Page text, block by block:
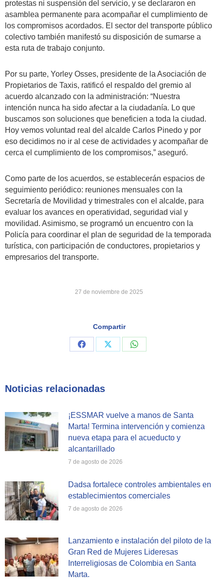
protestas ni suspensión del servicio, y se declararon en
asamblea permanente para acompañar el cumplimiento de
los compromisos acordados. El sector del transporte público
colectivo también manifestó su disposición de sumarse a
esta ruta de trabajo conjunto.
Por su parte, Yorley Osses, presidente de la Asociación de
Propietarios de Taxis, ratificó el respaldo del gremio al
acuerdo alcanzado con la administración: “Nuestra
intención nunca ha sido afectar a la ciudadanía. Lo que
buscamos son soluciones que beneficien a toda la ciudad.
Hoy vemos voluntad real del alcalde Carlos Pinedo y por
eso decidimos no ir al cese de actividades y acompañar de
cerca el cumplimiento de los compromisos,” aseguró.
Como parte de los acuerdos, se establecerán espacios de
seguimiento periódico: reuniones mensuales con la
Secretaría de Movilidad y trimestrales con el alcalde, para
evaluar los avances en operatividad, seguridad vial y
movilidad. Asimismo, se programó un encuentro con la
Policía para coordinar el plan de seguridad de la temporada
turística, con participación de conductores, propietarios y
empresarios del transporte.
27 de noviembre de 2025
Compartir
Share
Share
Share
Noticias relacionadas
¡ESSMAR vuelve a manos de Santa
Marta! Termina intervención y comienza
nueva etapa para el acueducto y
alcantarillado
7 de agosto de 2026
Dadsa fortalece controles ambientales en
establecimientos comerciales
7 de agosto de 2026
Lanzamiento e instalación del piloto de la
Gran Red de Mujeres Lideresas
Interreligiosas de Colombia en Santa
Marta.